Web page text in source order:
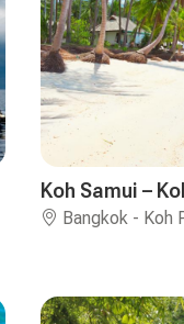
Koh Samui –
Bangkok - Koh